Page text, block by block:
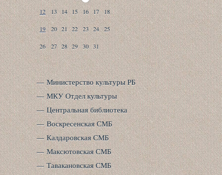
12 13 14 15 16 17 18
19 20 21 22 23 24 25
26 27 28 29 30 31
Министерство культуры РБ
МКУ Отдел культуры
Центральная библиотека
Воскресенская СМБ
Калдаровская СМБ
Максютовская СМБ
Тавакановская СМБ